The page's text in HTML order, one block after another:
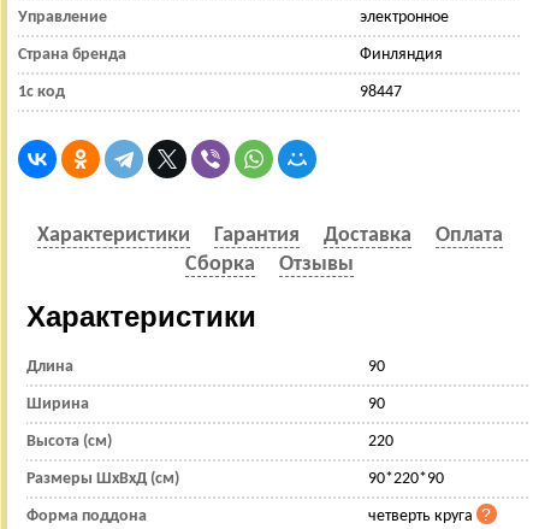
Управление электронное
Страна бренда Финляндия
1с код 98447
Характеристики Гарантия Доставка
Оплата
Сборка
Отзывы
Характеристики
Длина 90
Ширина 90
Высота (см) 220
Размеры ШхВхД (см) 90*220*90
Форма поддона четверть круга